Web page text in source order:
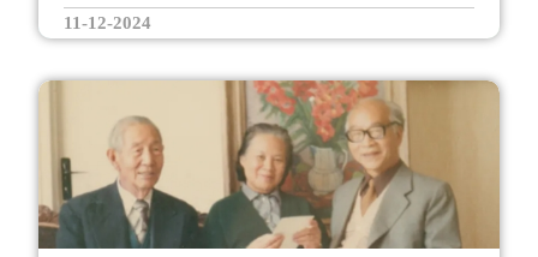
11-12-2024